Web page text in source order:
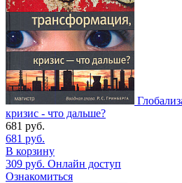
кризис - что дальше?
681 руб.
681 руб.
В корзину
309 руб. Онлайн доступ
Ознакомиться